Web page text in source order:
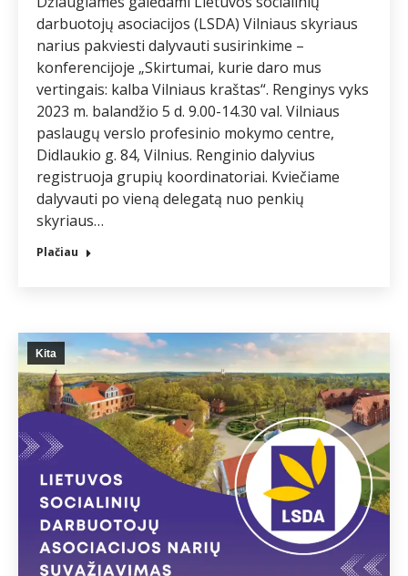
darbuotojų asociacijos (LSDA) Vilniaus skyriaus
narius pakviesti dalyvauti susirinkime –
konferencijoje „Skirtumai, kurie daro mus
vertingais: kalba Vilniaus kraštas“. Renginys vyks
2023 m. balandžio 5 d. 9.00-14.30 val. Vilniaus
paslaugų verslo profesinio mokymo centre,
Didlaukio g. 84, Vilnius. Renginio dalyvius
registruoja grupių koordinatoriai. Kviečiame
dalyvauti po vieną delegatą nuo penkių
skyriaus…
Plačiau
Kita